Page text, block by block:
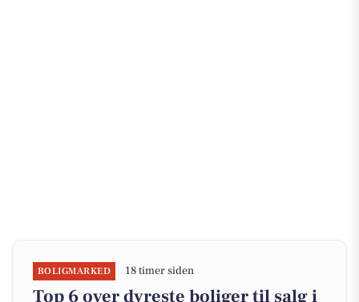
BOLIGMARKED 18 timer siden
Top 6 over dyreste boliger til salg i